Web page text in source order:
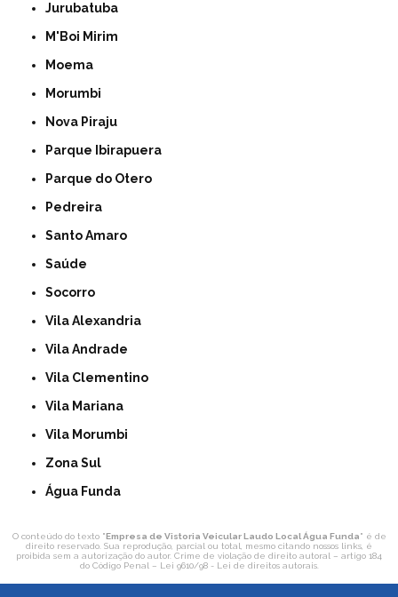
Jurubatuba
M'Boi Mirim
Moema
Morumbi
Nova Piraju
Parque Ibirapuera
Parque do Otero
Pedreira
Santo Amaro
Saúde
Socorro
Vila Alexandria
Vila Andrade
Vila Clementino
Vila Mariana
Vila Morumbi
Zona Sul
Água Funda
O conteúdo do texto "Empresa de Vistoria Veicular Laudo Local Água Funda" é de
direito reservado. Sua reprodução, parcial ou total, mesmo citando nossos links, é
proibida sem a autorização do autor. Crime de violação de direito autoral – artigo 184
do Código Penal – Lei 9610/98 - Lei de direitos autorais.